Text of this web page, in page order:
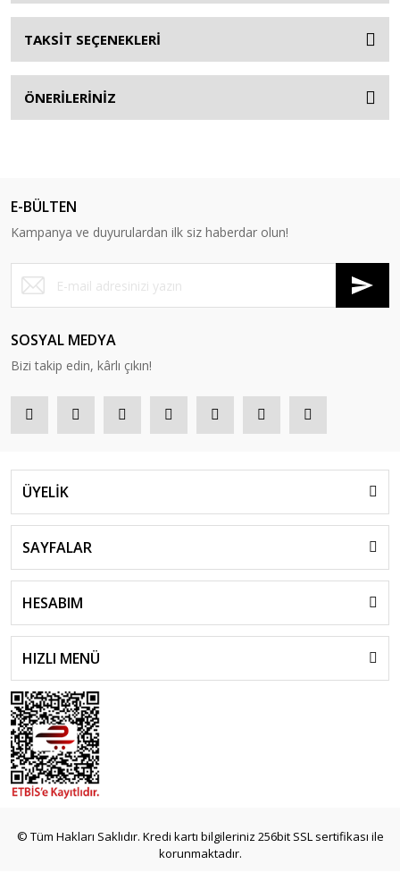
TAKSİT SEÇENEKLERİ
ÖNERİLERİNİZ
E-BÜLTEN
Kampanya ve duyurulardan ilk siz haberdar olun!
SOSYAL MEDYA
Bizi takip edin, kârlı çıkın!
ÜYELİK
SAYFALAR
HESABIM
HIZLI MENÜ
© Tüm Hakları Saklıdır. Kredi kartı bilgileriniz 256bit SSL sertifikası ile
korunmaktadır.